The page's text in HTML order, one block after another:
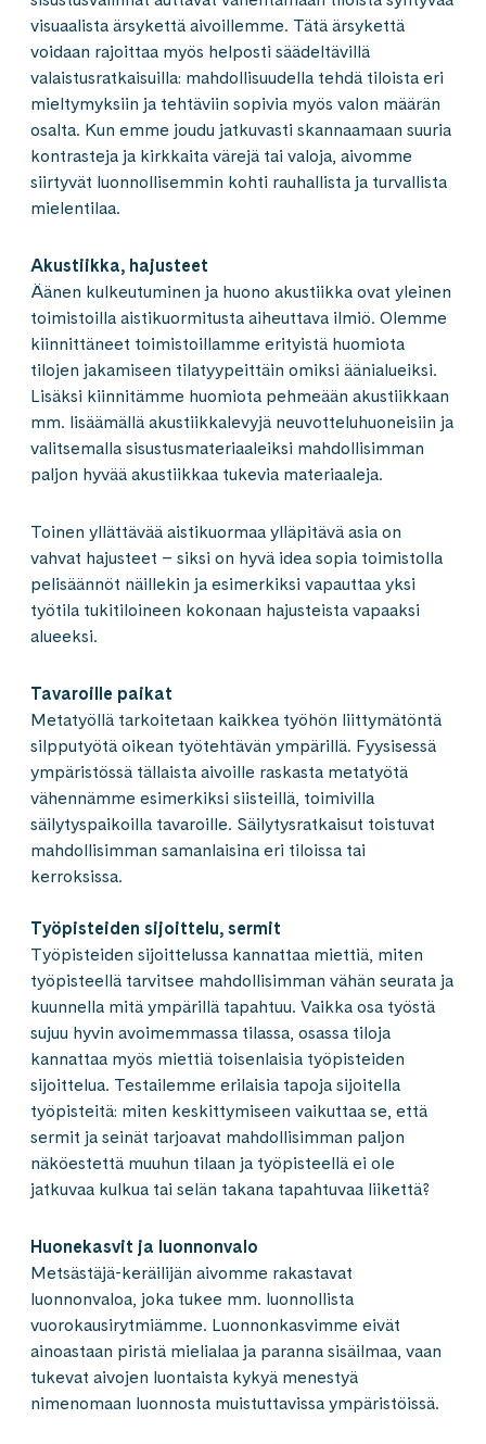
visuaalista ärsykettä aivoillemme. Tätä ärsykettä
voidaan rajoittaa myös helposti säädeltävillä
valaistusratkaisuilla: mahdollisuudella tehdä tiloista eri
mieltymyksiin ja tehtäviin sopivia myös valon määrän
osalta. Kun emme joudu jatkuvasti skannaamaan suuria
kontrasteja ja kirkkaita värejä tai valoja, aivomme
siirtyvät luonnollisemmin kohti rauhallista ja turvallista
mielentilaa.
Akustiikka, hajusteet
Äänen kulkeutuminen ja huono akustiikka ovat yleinen
toimistoilla aistikuormitusta aiheuttava ilmiö. Olemme
kiinnittäneet toimistoillamme erityistä huomiota
tilojen jakamiseen tilatyypeittäin omiksi äänialueiksi.
Lisäksi kiinnitämme huomiota pehmeään akustiikkaan
mm. lisäämällä akustiikkalevyjä neuvotteluhuoneisiin ja
valitsemalla sisustusmateriaaleiksi mahdollisimman
paljon hyvää akustiikkaa tukevia materiaaleja.
Toinen yllättävää aistikuormaa ylläpitävä asia on
vahvat hajusteet – siksi on hyvä idea sopia toimistolla
pelisäännöt näillekin ja esimerkiksi vapauttaa yksi
työtila tukitiloineen kokonaan hajusteista vapaaksi
alueeksi.
Tavaroille paikat
Metatyöllä tarkoitetaan kaikkea työhön liittymätöntä
silpputyötä oikean työtehtävän ympärillä. Fyysisessä
ympäristössä tällaista aivoille raskasta metatyötä
vähennämme esimerkiksi siisteillä, toimivilla
säilytyspaikoilla tavaroille. Säilytysratkaisut toistuvat
mahdollisimman samanlaisina eri tiloissa tai
kerroksissa.
Työpisteiden sijoittelu, sermit
Työpisteiden sijoittelussa kannattaa miettiä, miten
työpisteellä tarvitsee mahdollisimman vähän seurata ja
kuunnella mitä ympärillä tapahtuu. Vaikka osa työstä
sujuu hyvin avoimemmassa tilassa, osassa tiloja
kannattaa myös miettiä toisenlaisia työpisteiden
sijoittelua. Testailemme erilaisia tapoja sijoitella
työpisteitä: miten keskittymiseen vaikuttaa se, että
sermit ja seinät tarjoavat mahdollisimman paljon
näköestettä muuhun tilaan ja työpisteellä ei ole
jatkuvaa kulkua tai selän takana tapahtuvaa liikettä?
Huonekasvit ja luonnonvalo
Metsästäjä-keräilijän aivomme rakastavat
luonnonvaloa, joka tukee mm. luonnollista
vuorokausirytmiämme. Luonnonkasvimme eivät
ainoastaan piristä mielialaa ja paranna sisäilmaa, vaan
tukevat aivojen luontaista kykyä menestyä
nimenomaan luonnosta muistuttavissa ympäristöissä.